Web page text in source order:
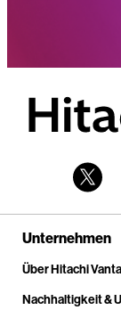
Unternehmen
Über Hitachi
Nachhaltigkeit &